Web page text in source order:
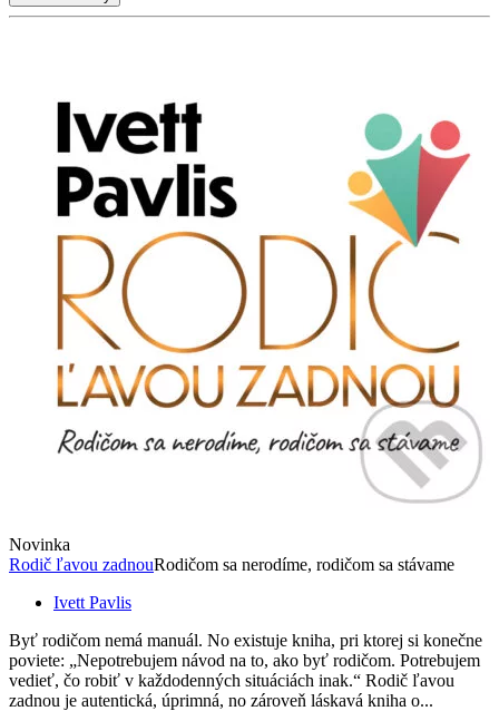
Novinka
Rodič ľavou zadnouRodičom sa nerodíme, rodičom sa stávame
Ivett Pavlis
Byť rodičom nemá manuál. No existuje kniha, pri ktorej si konečne
poviete: „Nepotrebujem návod na to, ako byť rodičom. Potrebujem
vedieť, čo robiť v každodenných situáciách inak.“ Rodič ľavou
zadnou je autentická, úprimná, no zároveň láskavá kniha o...